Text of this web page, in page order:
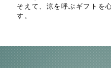
そえて、涼を呼ぶギフトを
す。